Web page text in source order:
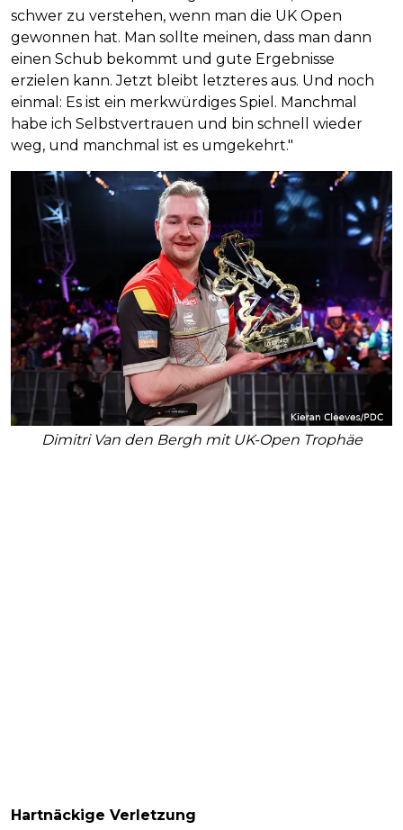
schwer zu verstehen, wenn man die UK Open
gewonnen hat. Man sollte meinen, dass man dann
einen Schub bekommt und gute Ergebnisse
erzielen kann. Jetzt bleibt letzteres aus. Und noch
einmal: Es ist ein merkwürdiges Spiel. Manchmal
habe ich Selbstvertrauen und bin schnell wieder
weg, und manchmal ist es umgekehrt."
Dimitri Van den Bergh mit UK-Open Trophäe
Hartnäckige Verletzung